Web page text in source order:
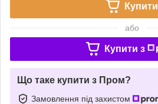
Купити
або
Купити з
Що таке купити з Пром?
Замовлення під захистом